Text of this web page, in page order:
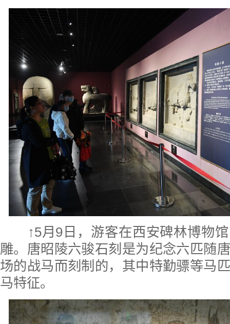
↑5月9日，游客在西安碑林博物
雕。唐昭陵六骏石刻是为纪念六匹随
场的战马而刻制的，其中特勤骠等马
马特征。